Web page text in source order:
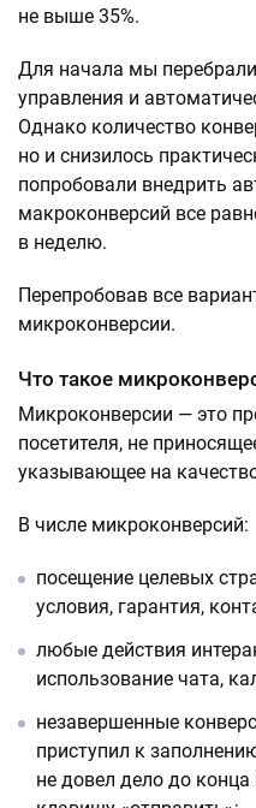
не выше 35%.
Для начала мы
управления и
Однако количество
но и снизилось
попробовали внедрить
макроконверсий все
в неделю.
Перепробовав все
микроконверсии.
Что такое
Микроконверсии — это
посетителя, не
указывающее на
В числе микроконверсий:
посещение целевых
условия, гарантия,
любые действия
использование чата,
незавершенные
приступил к
не довел дело до